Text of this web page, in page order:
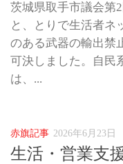
茨城県取手市議会第
と、とりで生活者ネ
のある武器の輸出禁
可決しました。自民
は、...
赤旗記事 2026年6月23日
生活・営業支